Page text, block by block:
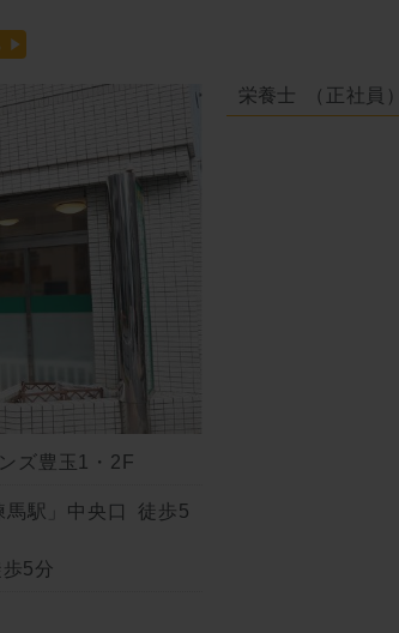
ズ豊玉1・2F
馬駅」中央口 徒歩5
5分
栄養士 （正社員